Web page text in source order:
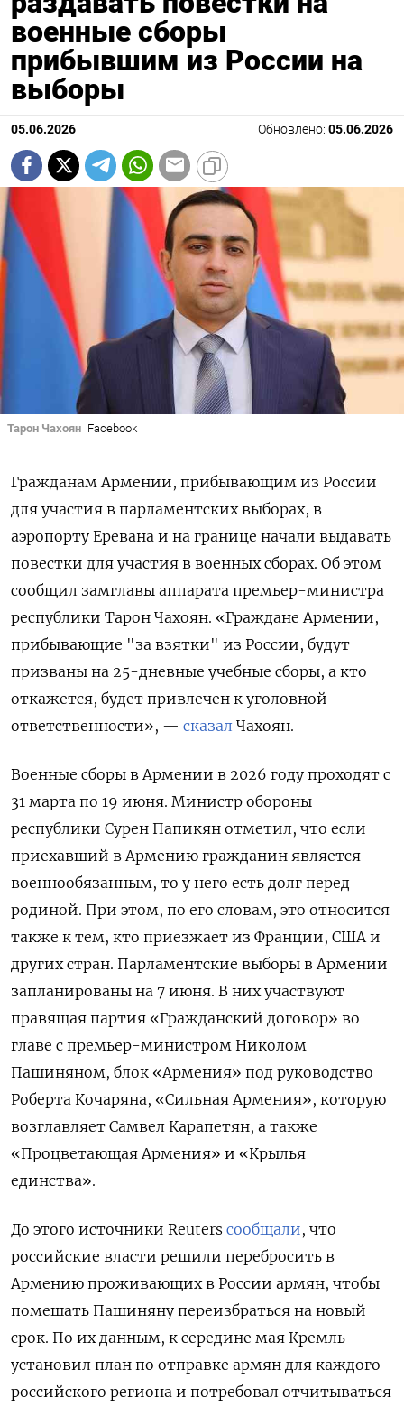
военные сборы
прибывшим из России на
выборы
05.06.2026 Обновлено: 05.06.2026
Тарон Чахоян Facebook
Гражданам Армении, прибывающим из России
для участия в парламентских выборах, в
аэропорту Еревана и на границе начали выдавать
повестки для участия в военных сборах. Об этом
сообщил замглавы аппарата премьер-министра
республики Тарон Чахоян. «Граждане Армении,
прибывающие "за взятки" из России, будут
призваны на 25-дневные учебные сборы, а кто
откажется, будет привлечен к уголовной
ответственности», — сказал Чахоян.
Военные сборы в Армении в 2026 году проходят с
31 марта по 19 июня. Министр обороны
республики Сурен Папикян отметил, что если
приехавший в Армению гражданин является
военнообязанным, то у него есть долг перед
родиной. При этом, по его словам, это относится
также к тем, кто приезжает из Франции, США и
других стран. Парламентские выборы в Армении
запланированы на 7 июня. В них участвуют
правящая партия «Гражданский договор» во
главе с премьер-министром Николом
Пашиняном, блок «Армения» под руководство
Роберта Кочаряна, «Сильная Армения», которую
возглавляет Самвел Карапетян, а также
«Процветающая Армения» и «Крылья
единства».
До этого источники Reuters сообщали, что
российские власти решили перебросить в
Армению проживающих в России армян, чтобы
помешать Пашиняну переизбраться на новый
срок. По их данным, к середине мая Кремль
установил план по отправке армян для каждого
российского региона и потребовал отчитываться